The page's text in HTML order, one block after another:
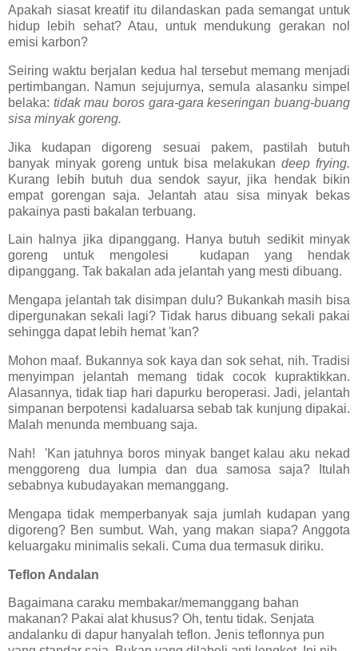
Apakah siasat kreatif itu dilandaskan pada semangat untuk
hidup lebih sehat? Atau, untuk mendukung gerakan nol
emisi karbon?
Seiring waktu berjalan kedua hal tersebut memang menjadi
pertimbangan. Namun sejujurnya, semula alasanku simpel
belaka: tidak mau boros gara-gara keseringan buang-buang
sisa minyak goreng.
Jika kudapan digoreng sesuai pakem, pastilah butuh
banyak minyak goreng untuk bisa melakukan deep frying.
Kurang lebih butuh dua sendok sayur, jika hendak bikin
empat gorengan saja. Jelantah atau sisa minyak bekas
pakainya pasti bakalan terbuang.
Lain halnya jika dipanggang. Hanya butuh sedikit minyak
goreng untuk mengolesi kudapan yang hendak
dipanggang. Tak bakalan ada jelantah yang mesti dibuang.
Mengapa jelantah tak disimpan dulu? Bukankah masih bisa
dipergunakan sekali lagi? Tidak harus dibuang sekali pakai
sehingga dapat lebih hemat 'kan?
Mohon maaf. Bukannya sok kaya dan sok sehat, nih. Tradisi
menyimpan jelantah memang tidak cocok kupraktikkan.
Alasannya, tidak tiap hari dapurku beroperasi. Jadi, jelantah
simpanan berpotensi kadaluarsa sebab tak kunjung dipakai.
Malah menunda membuang saja.
Nah! 'Kan jatuhnya boros minyak banget kalau aku nekad
menggoreng dua lumpia dan dua samosa saja? Itulah
sebabnya kubudayakan memanggang.
Mengapa tidak memperbanyak saja jumlah kudapan yang
digoreng? Ben sumbut. Wah, yang makan siapa? Anggota
keluargaku minimalis sekali. Cuma dua termasuk diriku.
Teflon Andalan
Bagaimana caraku membakar/memanggang bahan
makanan? Pakai alat khusus? Oh, tentu tidak. Senjata
andalanku di dapur hanyalah teflon. Jenis teflonnya pun